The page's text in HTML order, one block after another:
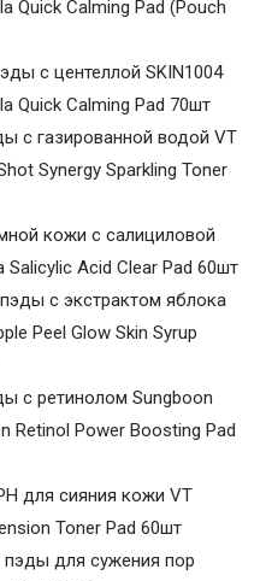
Quick Calming Pad (Pouch
с центеллой SKIN1004
Quick Calming Pad 70шт
с газированной водой VT
Synergy Sparkling Toner
кожи с салициловой
Salicylic Acid Clear Pad 60шт
с экстрактом яблока
Peel Glow Skin Syrup
с ретинолом Sungboon
Retinol Power Boosting Pad
для сияния кожи VT
Toner Pad 60шт
для сужения пор